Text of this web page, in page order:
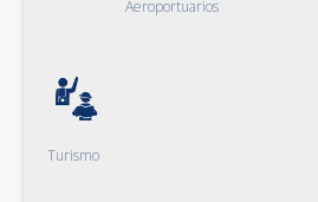
Aeroportuarios
Turismo